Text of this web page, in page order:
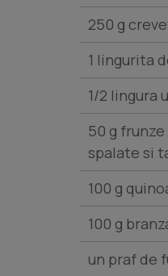
250 g
1 lingurita
1/2 lingura
50 g
spalate si
100 g
100 g
un praf de